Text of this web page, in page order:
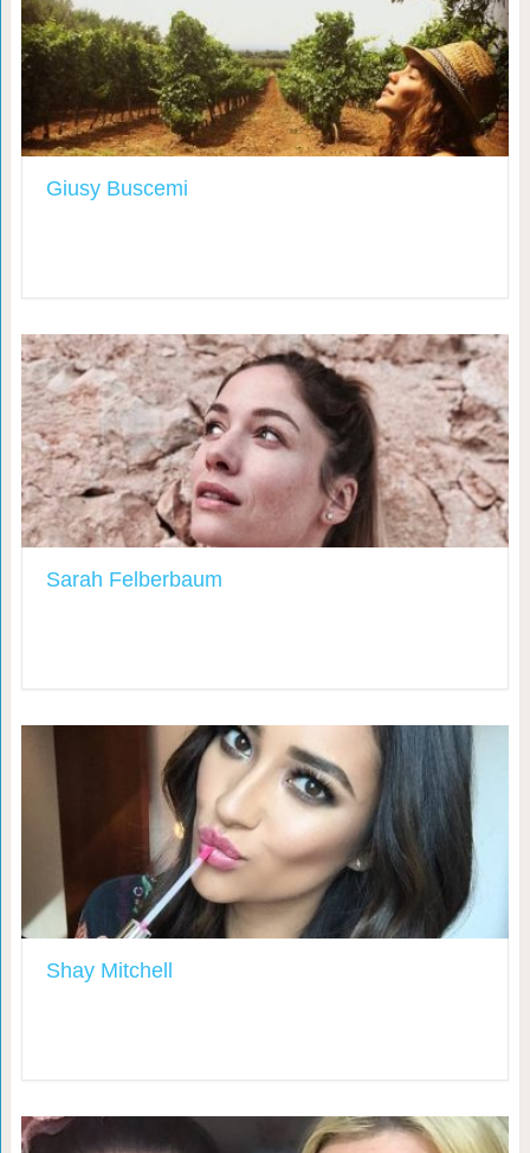
Giusy Buscemi
Sarah Felberbaum
Shay Mitchell